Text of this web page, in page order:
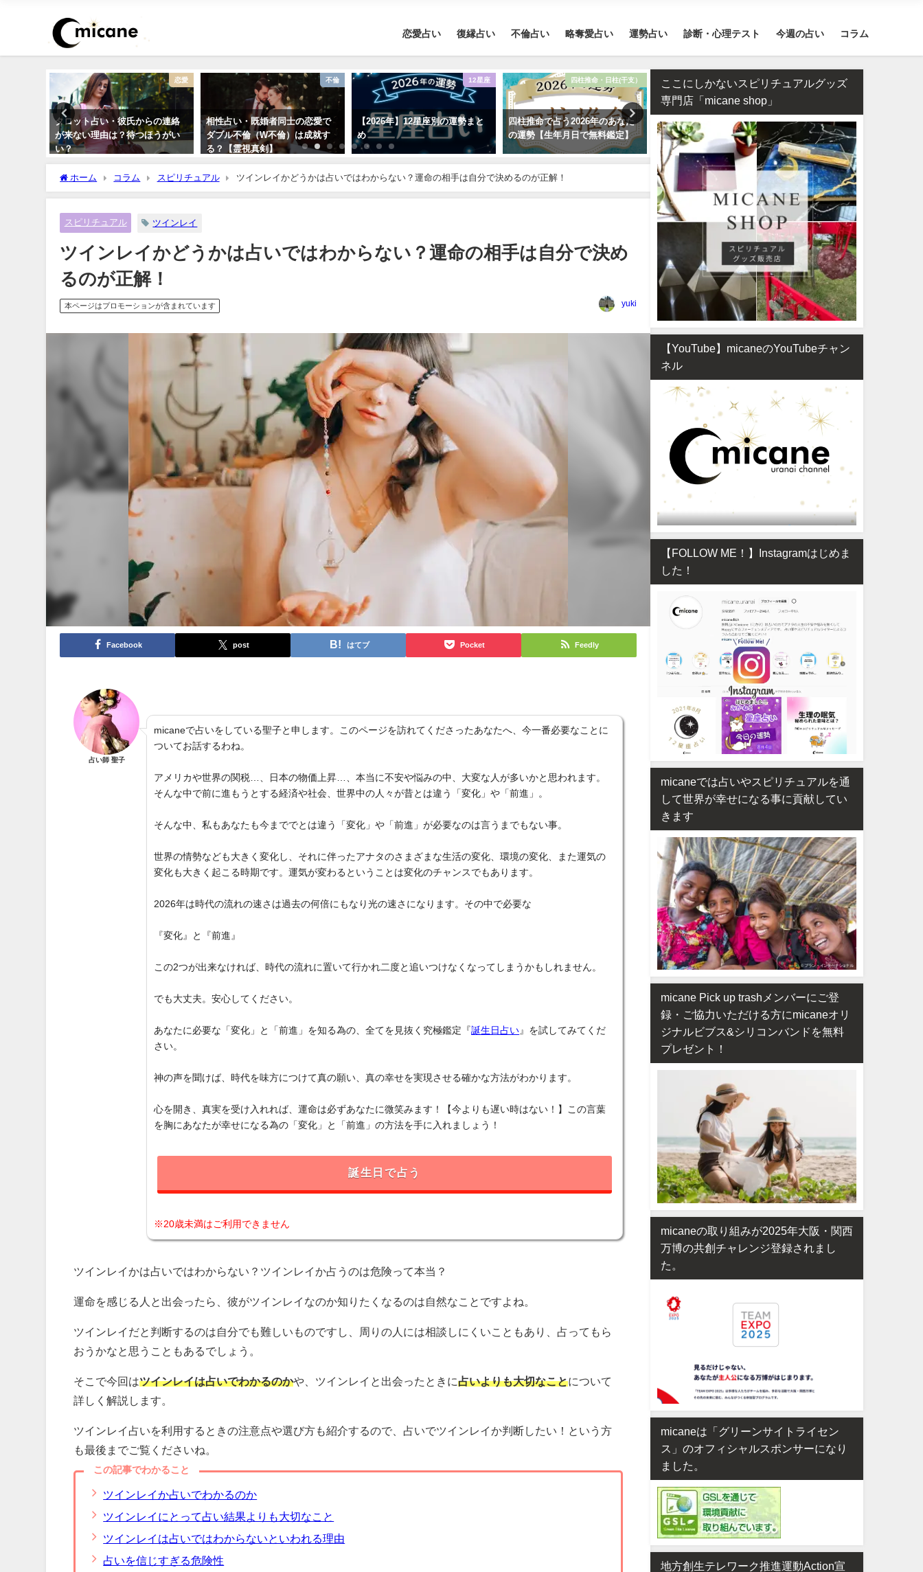
恋愛占い 復縁占い 不倫占い 略奪愛占い 運勢占い 診断・心理テスト 今週の占い コラム
恋愛
タロット占い・彼氏からの連絡
が来ない理由は？待つほうがい
い？
不倫
相性占い・既婚者同士の恋愛で
ダブル不倫（W不倫）は成就す
る？【霊視真剣】
12星座
【2026年】12星座別の運勢まと
め
四柱推命・日柱(干支）
四柱推命で占う2026年のあなた
の運勢【生年月日で無料鑑定】
タロット占い・元彼の今の私に
対する気持ちは？どう思って
る？
相性占い・既婚者なのに片
い…この恋愛は上手くいく
めるべき？
ホーム コラム スピリチュアル ツインレイかどうかは占いではわからない？運命の相手は自分で決めるのが正解！
スピリチュアル ツインレイ
ツインレイかどうかは占いではわからない？運命の相手は自分で決め
るのが正解！
本ページはプロモーションが含まれています yuki
Facebook post はてブ Pocket Feedly
占い師 聖子
micaneで占いをしている聖子と申します。このページを訪れてくださったあなたへ、今一番必要なことに
ついてお話するわね。
アメリカや世界の関税…、日本の物価上昇…、本当に不安や悩みの中、大変な人が多いかと思われます。
そんな中で前に進もうとする経済や社会、世界中の人々が昔とは違う「変化」や「前進」。
そんな中、私もあなたも今まででとは違う「変化」や「前進」が必要なのは言うまでもない事。
世界の情勢なども大きく変化し、それに伴ったアナタのさまざまな生活の変化、環境の変化、また運気の
変化も大きく起こる時期です。運気が変わるということは変化のチャンスでもあります。
2026年は時代の流れの速さは過去の何倍にもなり光の速さになります。その中で必要な
『変化』と『前進』
この2つが出来なければ、時代の流れに置いて行かれ二度と追いつけなくなってしまうかもしれません。
でも大丈夫。安心してください。
あなたに必要な「変化」と「前進」を知る為の、全てを見抜く究極鑑定『誕生日占い 』を試してみてくだ
さい。
神の声を聞けば、時代を味方につけて真の願い、真の幸せを実現させる確かな方法がわかります。
心を開き、真実を受け入れれば、運命は必ずあなたに微笑みます！【今よりも遅い時はない！】この言葉
を胸にあなたが幸せになる為の「変化」と「前進」の方法を手に入れましょう！
誕生日で占う
※20歳未満はご利用できません
ツインレイかは占いではわからない？ツインレイか占うのは危険って本当？
運命を感じる人と出会ったら、彼がツインレイなのか知りたくなるのは自然なことですよね。
ツインレイだと判断するのは自分でも難しいものですし、周りの人には相談しにくいこともあり、占ってもら
おうかなと思うこともあるでしょう。
そこで今回はツインレイは占いでわかるのかや、ツインレイと出会ったときに占いよりも大切なことについて
詳しく解説します。
ツインレイ占いを利用するときの注意点や選び方も紹介するので、占いでツインレイか判断したい！という方
も最後までご覧くださいね。
この記事でわかること
ツインレイか占いでわかるのか
ツインレイにとって占い結果よりも大切なこと
ツインレイは占いではわからないといわれる理由
占いを信じすぎる危険性
ここにしかないスピリチュアルグッズ
専門店「micane shop」
【YouTube】micaneのYouTubeチャン
ネル
【FOLLOW ME！】Instagramはじめま
した！
micaneでは占いやスピリチュアルを通
して世界が幸せになる事に貢献してい
きます
micane Pick up trashメンバーにご登
録・ご協力いただける方にmicaneオリ
ジナルビブス&シリコンバンドを無料
プレゼント！
micaneの取り組みが2025年大阪・関西
万博の共創チャレンジ登録されまし
た。
micaneは「グリーンサイトライセン
ス」のオフィシャルスポンサーになり
ました。
地方創生テレワーク推進運動Action宣